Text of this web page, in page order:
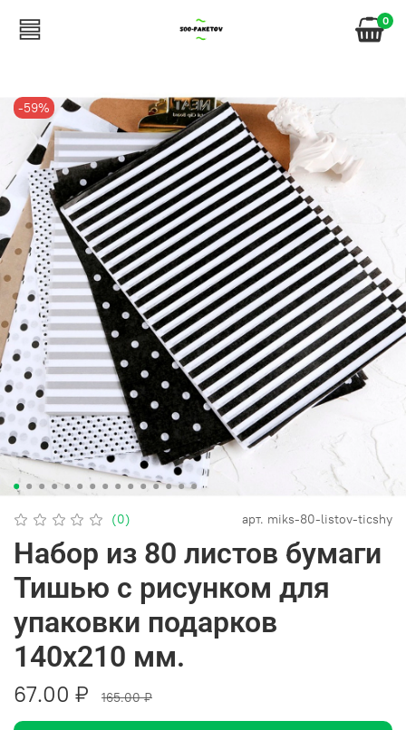
0
-59%
(0) арт. miks-80-listov-ticshy
Набор из 80 листов бумаги
Тишью с рисунком для
упаковки подарков
140х210 мм.
67.00 ₽ 165.00 ₽